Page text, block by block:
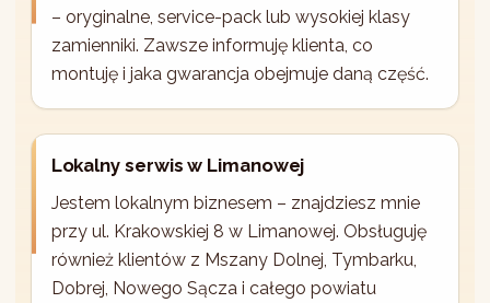
– oryginalne, service-pack lub wysokiej klasy
zamienniki. Zawsze informuję klienta, co
montuję i jaka gwarancja obejmuje daną część.
Lokalny serwis w Limanowej
Jestem lokalnym biznesem – znajdziesz mnie
przy ul. Krakowskiej 8 w Limanowej. Obsługuję
również klientów z Mszany Dolnej, Tymbarku,
Dobrej, Nowego Sącza i całego powiatu